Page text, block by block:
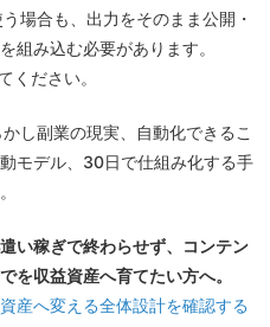
場合も、出力をそのまま公開・
組み込む必要があります。
ください。
し副業の現実、自動化できるこ
モデル、30日で仕組み化する手
い稼ぎで終わらせず、コンテン
を収益資産へ育てたい方へ。
産へ変える全体設計を確認する